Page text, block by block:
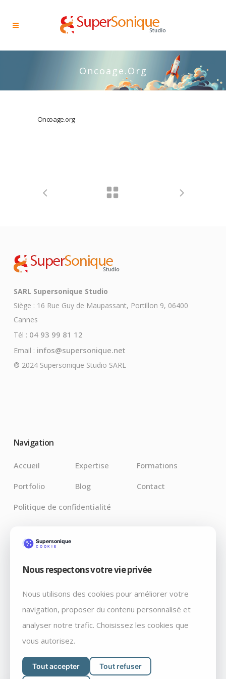
Oncoage.org
Oncoage.org
SARL Supersonique Studio
Siège : 16 Rue Guy de Maupassant, Portillon 9, 06400
Cannes
Tél : 04 93 99 81 12
Email : infos@supersonique.net
® 2024 Supersonique Studio SARL
Navigation
Accueil Expertise Formations
Portfolio Blog Contact
Politique de confidentialité
Claude pour Chrome : l’IA débarque là où vos bugs
vivent vraiment
Débrancher par décret: Fable 5 et Mythos 5, retiré du
marché un vendredi soir, par courrier
WordPress 7.0 « Armstrong » : ce qui change vraiment
Nous respectons votre vie privée
Nous utilisons des cookies pour améliorer votre
navigation, proposer du contenu personnalisé et
analyser notre trafic. Choisissez les cookies que
vous autorisez.
Tout accepter Tout refuser